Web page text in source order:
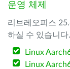
운영 체제
리브레오피스
하실 수 있습니다
Linux
Linux